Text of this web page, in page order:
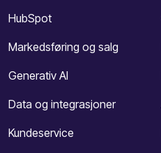
HubSpot
Markedsføring og salg
Generativ AI
Data og integrasjoner
Kundeservice